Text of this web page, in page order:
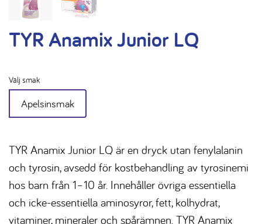
TYR Anamix Junior LQ
Välj smak
Apelsinsmak
TYR Anamix Junior LQ är en dryck utan fenylalanin
och tyrosin, avsedd för kostbehandling av tyrosinemi
hos barn från 1–10 år. Innehåller övriga essentiella
och icke-essentiella aminosyror, fett, kolhydrat,
vitaminer, mineraler och spårämnen. TYR Anamix